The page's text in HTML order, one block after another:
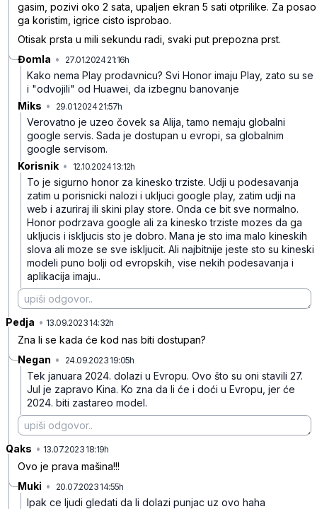
gasim, pozivi oko 2 sata, upaljen ekran 5 sati otprilike. Za posao
ga koristim, igrice cisto isprobao.
Otisak prsta u mili sekundu radi, svaki put prepozna prst.
Đomla • 27.01.2024 21:16h
Kako nema Play prodavnicu? Svi Honor imaju Play, zato su se
i "odvojili" od Huawei, da izbegnu banovanje
Miks • 29.01.2024 21:57h
Verovatno je uzeo čovek sa Alija, tamo nemaju globalni
google servis. Sada je dostupan u evropi, sa globalnim
google servisom.
Korisnik • 12.10.2024 13:12h
To je sigurno honor za kinesko trziste. Udji u podesavanja
zatim u porisnicki nalozi i ukljuci google play, zatim udji na
web i azuriraj ili skini play store. Onda ce bit sve normalno.
Honor podrzava google ali za kinesko trziste mozes da ga
ukljucis i iskljucis sto je dobro. Mana je sto ima malo kineskih
slova ali moze se sve iskljucit. Ali najbitnije jeste sto su kineski
modeli puno bolji od evropskih, vise nekih podesavanja i
aplikacija imaju..
Pedja • 13.09.2023 14:32h
Zna li se kada će kod nas biti dostupan?
Negan • 24.09.2023 19:05h
Tek januara 2024. dolazi u Evropu. Ovo što su oni stavili 27.
Jul je zapravo Kina. Ko zna da li će i doći u Evropu, jer će
2024. biti zastareo model.
Qaks • 13.07.2023 18:19h
Ovo je prava mašina!!!
Muki • 20.07.2023 14:55h
Ipak ce ljudi gledati da li dolazi punjac uz ovo haha